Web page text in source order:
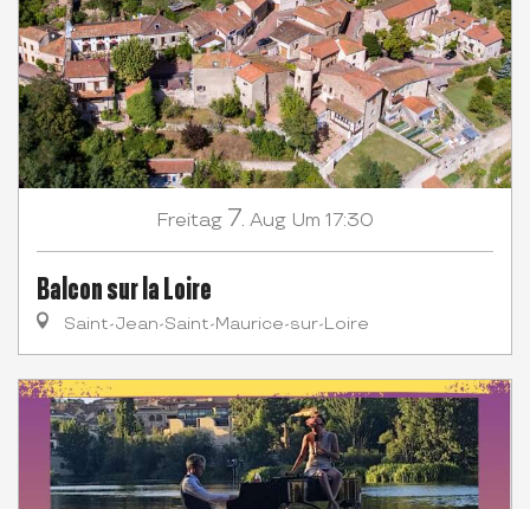
Freitag 7. Aug Um 17:30
Balcon sur la Loire
Saint-Jean-Saint-Maurice-sur-Loire